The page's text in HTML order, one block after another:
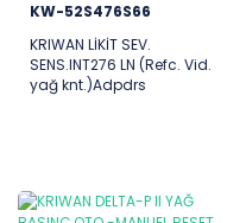
KW-52S476S66
KRIWAN LİKİT SEV.
SENS.INT276 LN (Refc. Vid.
yağ knt.)Adpdrs